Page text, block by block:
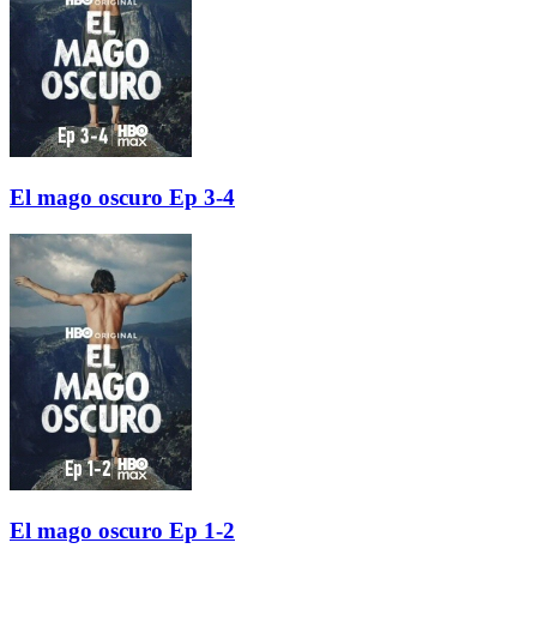
El mago oscuro Ep 3-4
El mago oscuro Ep 1-2